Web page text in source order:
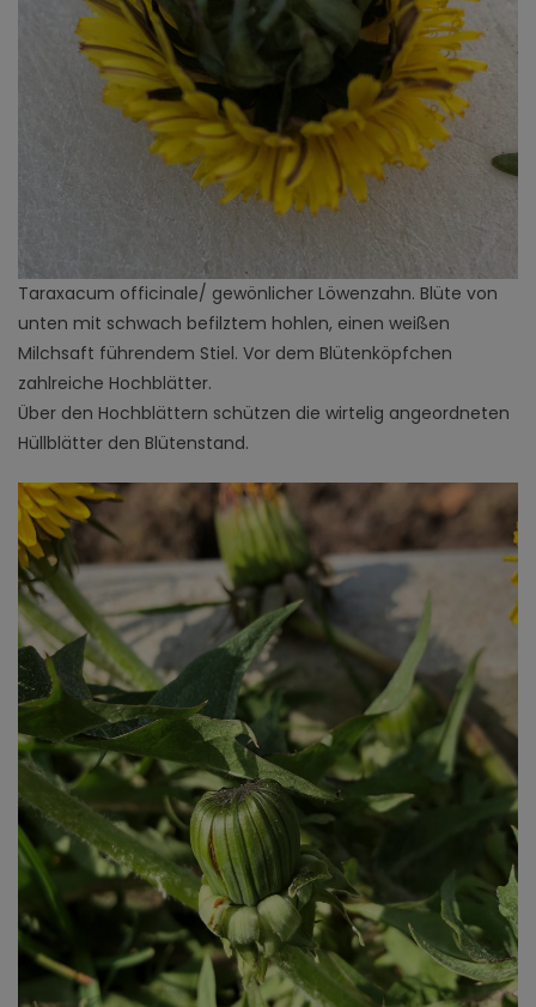
Taraxacum officinale/ gewönlicher Löwenzahn. Blüte von
unten mit schwach befilztem hohlen, einen weißen
Milchsaft führendem Stiel. Vor dem Blütenköpfchen
zahlreiche Hochblätter.
Über den Hochblättern schützen die wirtelig angeordneten
Hüllblätter den Blütenstand.